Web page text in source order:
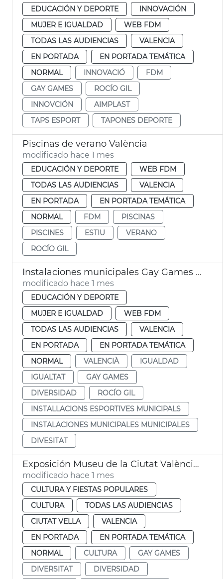
EDUCACIÓN Y DEPORTE
INNOVACIÓN
MUJER E IGUALDAD
WEB FDM
TODAS LAS AUDIENCIAS
VALENCIA
EN PORTADA
EN PORTADA TEMÁTICA
NORMAL
INNOVACIÓ
FDM
GAY GAMES
ROCÍO GIL
INNOVCIÓN
AIMPLAST
TAPS ESPORT
TAPONES DEPORTE
Piscinas de verano València
modificado hace 1 mes
EDUCACIÓN Y DEPORTE
WEB FDM
TODAS LAS AUDIENCIAS
VALENCIA
EN PORTADA
EN PORTADA TEMÁTICA
NORMAL
FDM
PISCINAS
PISCINES
ESTIU
VERANO
ROCÍO GIL
Instalaciones municipales Gay Games Ayuntamiento València
modificado hace 1 mes
EDUCACIÓN Y DEPORTE
MUJER E IGUALDAD
WEB FDM
TODAS LAS AUDIENCIAS
VALENCIA
EN PORTADA
EN PORTADA TEMÁTICA
NORMAL
VALENCIÀ
IGUALDAD
IGUALTAT
GAY GAMES
DIVERSIDAD
ROCÍO GIL
INSTALLACIONS ESPORTIVES MUNICIPALS
INSTALACIONES MUNICIPALES MUNICIPALES
DIVESITAT
Exposición Museu de la Ciutat València Queer Gay Games 2026
modificado hace 1 mes
CULTURA Y FIESTAS POPULARES
CULTURA
TODAS LAS AUDIENCIAS
CIUTAT VELLA
VALENCIA
EN PORTADA
EN PORTADA TEMÁTICA
NORMAL
CULTURA
GAY GAMES
DIVERSITAT
DIVERSIDAD